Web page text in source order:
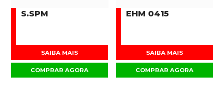
S.SPM
SAIBA MAIS
COMPRAR AGORA
EHM 0415
SAIBA MAIS
COMPRAR AGORA